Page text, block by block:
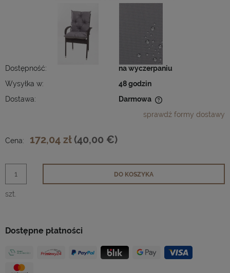
Dostępność:
na wyczerpaniu
Wysyłka w:
48 godzin
Dostawa:
Darmowa
sprawdź formy dostawy
Dostępne płatności
Cena: 172,04 zł (40,00 €)
szt.
DO KOSZYKA